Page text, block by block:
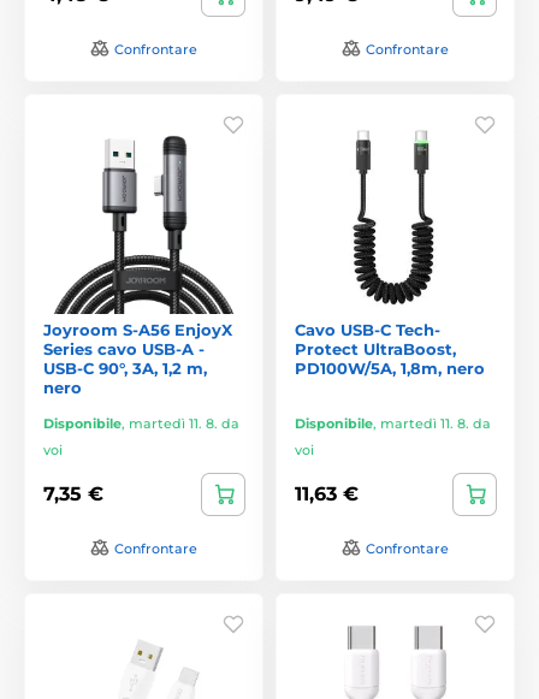
Confrontare Confrontare
Joyroom S-A56 EnjoyX
Series cavo USB-A -
USB-C 90°, 3A, 1,2 m,
nero
Disponibile, martedì 11. 8. da
voi
7,35 €
Confrontare
Cavo USB-C Tech-
Protect UltraBoost,
PD100W/5A, 1,8m, nero
Disponibile, martedì 11. 8. da
voi
11,63 €
Confrontare